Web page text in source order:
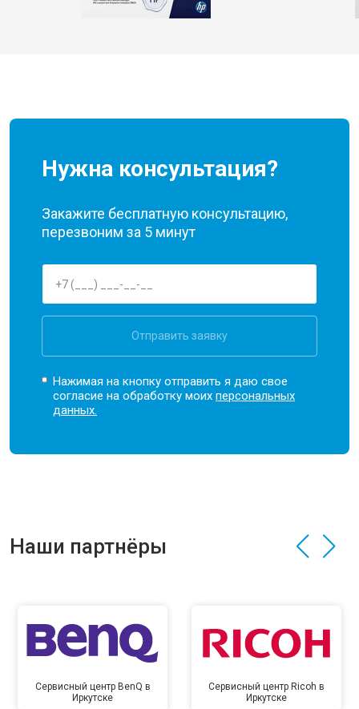
Нужна консультация?
Закажите бесплатную консультацию,
перезвоним за 5 минут
Отправить заявку
Нажимая на кнопку отправить я даю свое
согласие на обработку моихперсональных
данных.
Наши партнёры
Сервисный центр BenQ в
Иркутске
Сервисный центр Ricoh в
Иркутске